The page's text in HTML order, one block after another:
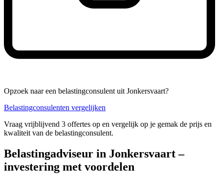
Opzoek naar een belastingconsulent uit Jonkersvaart?
Belastingconsulenten vergelijken
Vraag vrijblijvend 3 offertes op en vergelijk op je gemak de prijs en
kwaliteit van de belastingconsulent.
Belastingadviseur in Jonkersvaart –
investering met voordelen